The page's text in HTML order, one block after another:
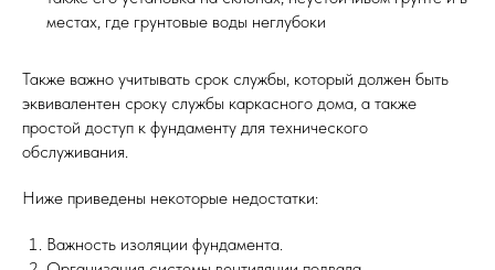
местах, где грунтовые воды неглубоки
Также важно учитывать срок службы, который должен быть
эквивалентен сроку службы каркасного дома, а также
простой доступ к фундаменту для технического
обслуживания.
Ниже приведены некоторые недостатки:
Важность изоляции фундамента.